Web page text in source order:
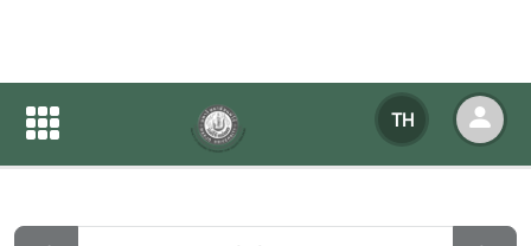
TH
ปฏิทินกิจกรรมของหน่วยงาน
ปฏิทินกิจกรรมของหน่วยงาน